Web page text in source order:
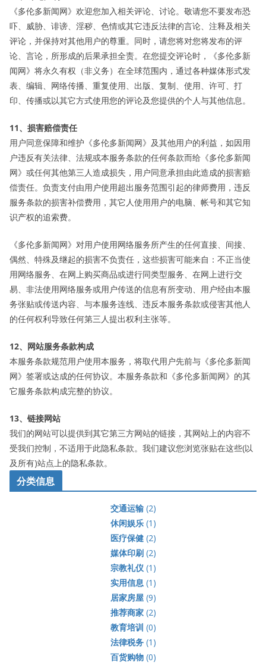
《多伦多新闻网》欢迎您加入相关评论、讨论。敬请您不要发布恐
吓、威胁、诽谤、淫秽、色情或其它违反法律的言论、注释及相关
评论，并保持对其他用户的尊重。同时，请您将对您将发布的评
论、言论，所形成的后果承担全责。在您提交评论时，《多伦多新
闻网》将永久有权（非义务）在全球范围内，通过各种媒体形式发
表、编辑、网络传播、重复使用、出版、复制、使用、许可、打
印、传播或以其它方式使用您的评论及您提供的个人与其他信息。
11、损害赔偿责任
用户同意保障和维护《多伦多新闻网》及其他用户的利益，如因用
户违反有关法律、法规或本服务条款的任何条款而给《多伦多新闻
网》或任何其他第三人造成损失，用户同意承担由此造成的损害赔
偿责任。负责支付由用户使用超出服务范围引起的律师费用，违反
服务条款的损害补偿费用，其它人使用用户的电脑、帐号和其它知
识产权的追索费。
《多伦多新闻网》对用户使用网络服务所产生的任何直接、间接、
偶然、特殊及继起的损害不负责任，这些损害可能来自：不正当使
用网络服务、在网上购买商品或进行同类型服务、在网上进行交
易、非法使用网络服务或用户传送的信息有所变动、用户经由本服
务张贴或传送内容、与本服务连线、违反本服务条款或侵害其他人
的任何权利导致任何第三人提出权利主张等。
12、网站服务条款构成
本服务条款规范用户使用本服务，将取代用户先前与《多伦多新闻
网》签署或达成的任何协议。本服务条款和《多伦多新闻网》的其
它服务条款构成完整的协议。
13、链接网站
我们的网站可以提供到其它第三方网站的链接，其网站上的内容不
受我们控制，不适用于此隐私条款。我们建议您浏览张贴在这些(以
及所有)站点上的隐私条款。
分类信息
交通运输(2)
休闲娱乐(1)
医疗保健(2)
媒体印刷(2)
宗教礼仪(1)
实用信息 (1)
居家房屋(9)
推荐商家(2)
教育培训 (0)
法律税务(1)
百货购物(0)